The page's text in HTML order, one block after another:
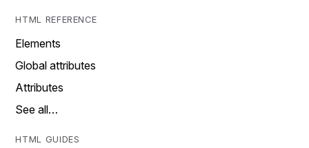
HTML REFERENCE
Elements
Global attributes
Attributes
See all…
HTML GUIDES